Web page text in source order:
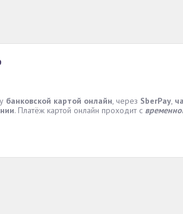
банковской картой онлайн, через SberPay,
. Платёж картой онлайн проходит с